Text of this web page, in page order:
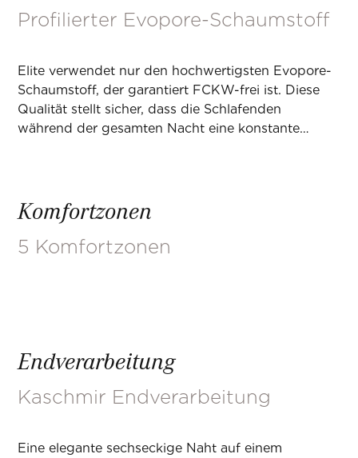
Profilierter Evopore-Schaumstoff
Elite verwendet nur den hochwertigsten Evopore-
Schaumstoff, der garantiert FCKW-frei ist. Diese
Qualität stellt sicher, dass die Schlafenden
während der gesamten Nacht eine konstante
Komfortzonen
5 Komfortzonen
Endverarbeitung
Kaschmir Endverarbeitung
Eine elegante sechseckige Naht auf einem